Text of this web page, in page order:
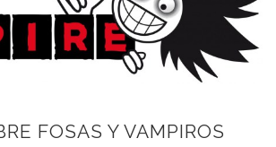
FOSAS Y VAMPIROS